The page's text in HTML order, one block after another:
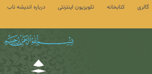
گالری کتابخانه تلویزیون اینترنتی درباره اندیشه ناب